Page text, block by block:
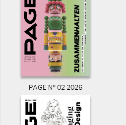
PAGE N° 02 2026